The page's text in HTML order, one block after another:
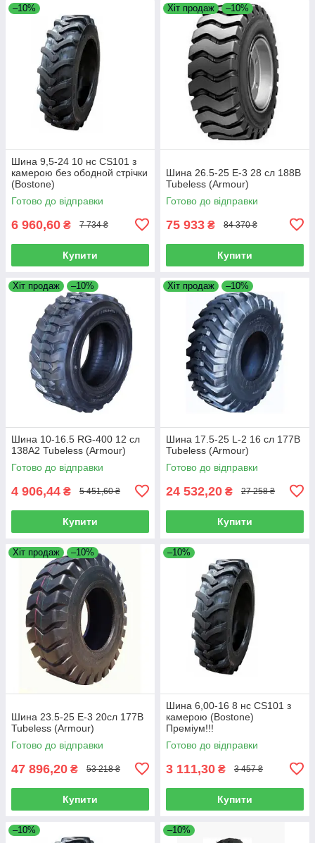
–10%
Шина 9,5-24 10 нс CS101 з
камерою без ободной стрічки
(Bostone)
Готово до відправки
6 960,60 ₴ 7 734 ₴
Купити
Хіт продаж –10%
Шина 26.5-25 E-3 28 сл 188B
Tubeless (Armour)
Готово до відправки
75 933 ₴ 84 370 ₴
Купити
Хіт продаж –10%
Шина 10-16.5 RG-400 12 сл
138A2 Tubeless (Armour)
Готово до відправки
4 906,44 ₴ 5 451,60 ₴
Купити
Хіт продаж –10%
Шина 17.5-25 L-2 16 сл 177B
Tubeless (Armour)
Готово до відправки
24 532,20 ₴ 27 258 ₴
Купити
Хіт продаж –10%
Шина 23.5-25 E-3 20сл 177B
Tubeless (Armour)
Готово до відправки
47 896,20 ₴ 53 218 ₴
Купити
–10%
Шина 6,00-16 8 нс CS101 з
камерою (Bostone)
Преміум!!!
Готово до відправки
3 111,30 ₴ 3 457 ₴
Купити
–10% –10%